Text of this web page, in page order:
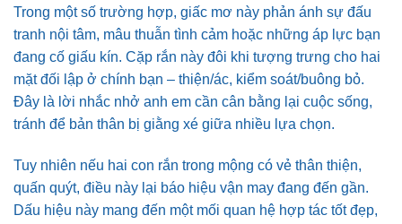
Trong một số trường hợp, giấc mơ này phản ánh sự đấu
tranh nội tâm, mâu thuẫn tình cảm hoặc những áp lực bạn
đang cố giấu kín. Cặp rắn này đôi khi tượng trưng cho hai
mặt đối lập ở chính bạn – thiện/ác, kiểm soát/buông bỏ.
Đây là lời nhắc nhở anh em cần cân bằng lại cuộc sống,
tránh để bản thân bị giằng xé giữa nhiều lựa chọn.
Tuy nhiên nếu hai con rắn trong mộng có vẻ thân thiện,
quấn quýt, điều này lại báo hiệu vận may đang đến gần.
Dấu hiệu này mang đến một mối quan hệ hợp tác tốt đẹp,